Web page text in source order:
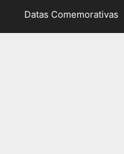
Datas Comemorativas